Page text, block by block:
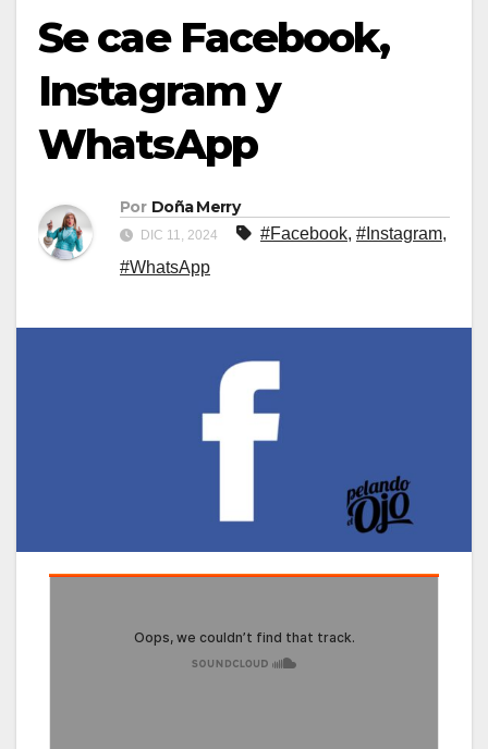
Se cae Facebook,
Instagram y
WhatsApp
Por Doña Merry
DIC 11, 2024 #Facebook, #Instagram,
#WhatsApp